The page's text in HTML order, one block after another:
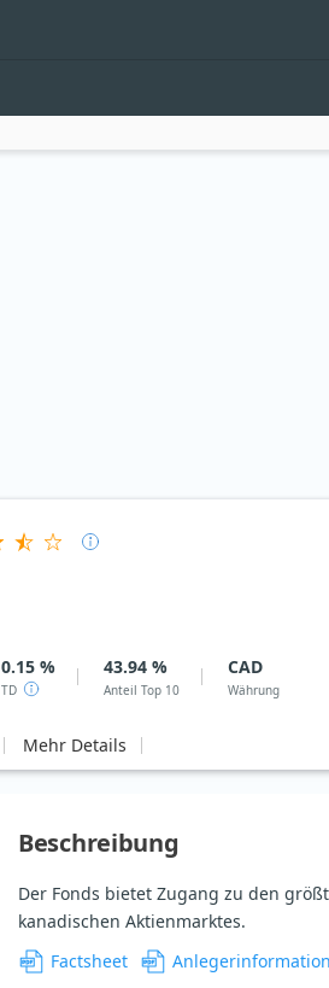
0.15 %
TD
43.94 %
Anteil Top 10
CAD
Währung
Mehr Details
Beschreibung
Der Fonds bietet Zugang zu den
kanadischen Aktienmarktes.
Factsheet
Anlegerinformation